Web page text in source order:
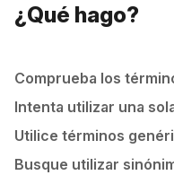
¿Qué hago?
Comprueba los
Intenta utilizar una
Utilice términos
Busque utilizar